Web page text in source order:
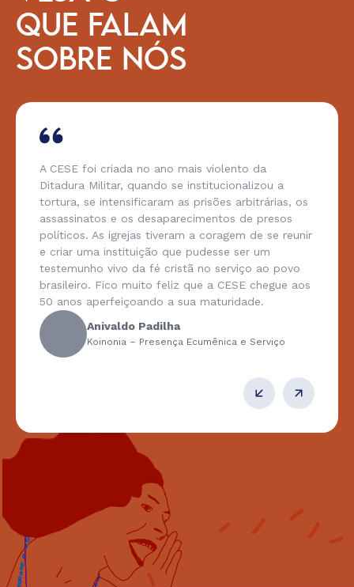
QUE FALAM
SOBRE NÓS
A CESE foi criada no ano mais violento da
Ditadura Militar, quando se institucionalizou a
tortura, se intensificaram as prisões arbitrárias, os
assassinatos e os desaparecimentos de presos
políticos. As igrejas tiveram a coragem de se reunir
e criar uma instituição que pudesse ser um
testemunho vivo da fé cristã no serviço ao povo
brasileiro. Fico muito feliz que a CESE chegue aos
50 anos aperfeiçoando a sua maturidade.
Anivaldo Padilha
Koinonia – Presença Ecumênica e Serviço